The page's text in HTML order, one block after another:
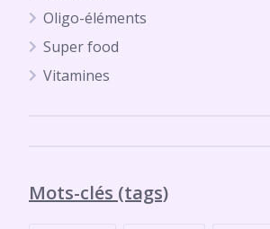
Oligo-éléments
Super food
Vitamines
Mots-clés (tags)